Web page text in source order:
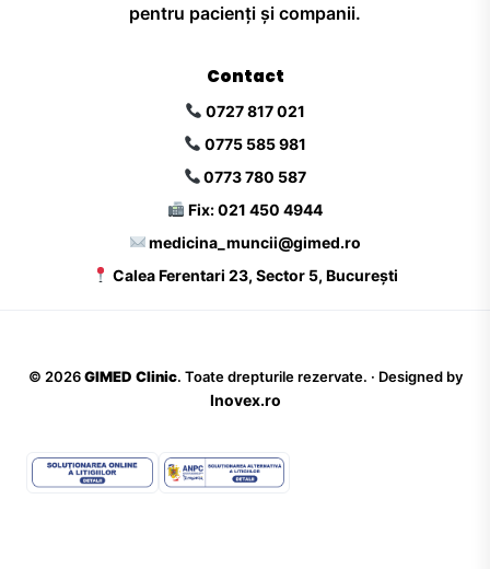
pentru pacienți și companii.
Contact
0727 817 021
0775 585 981
0773 780 587
Fix: 021 450 4944
medicina_muncii@gimed.ro
Calea Ferentari 23, Sector 5, București
© 2026 GIMED Clinic. Toate drepturile rezervate. · Designed by
Inovex.ro